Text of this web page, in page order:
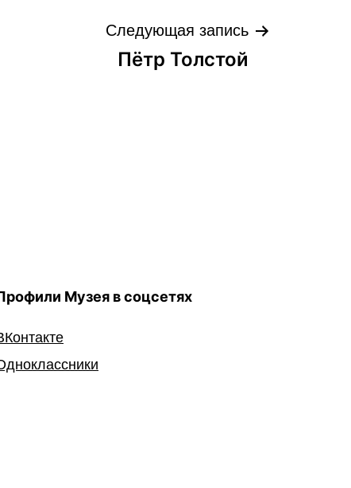
Следующая запись
Пётр Толстой
Музея в соцсетях